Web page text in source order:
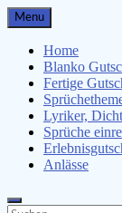
Skip
to
content
Menu
Home
Blanko
Fertige
Lyriker,
Sprüche
Anlässe
Search